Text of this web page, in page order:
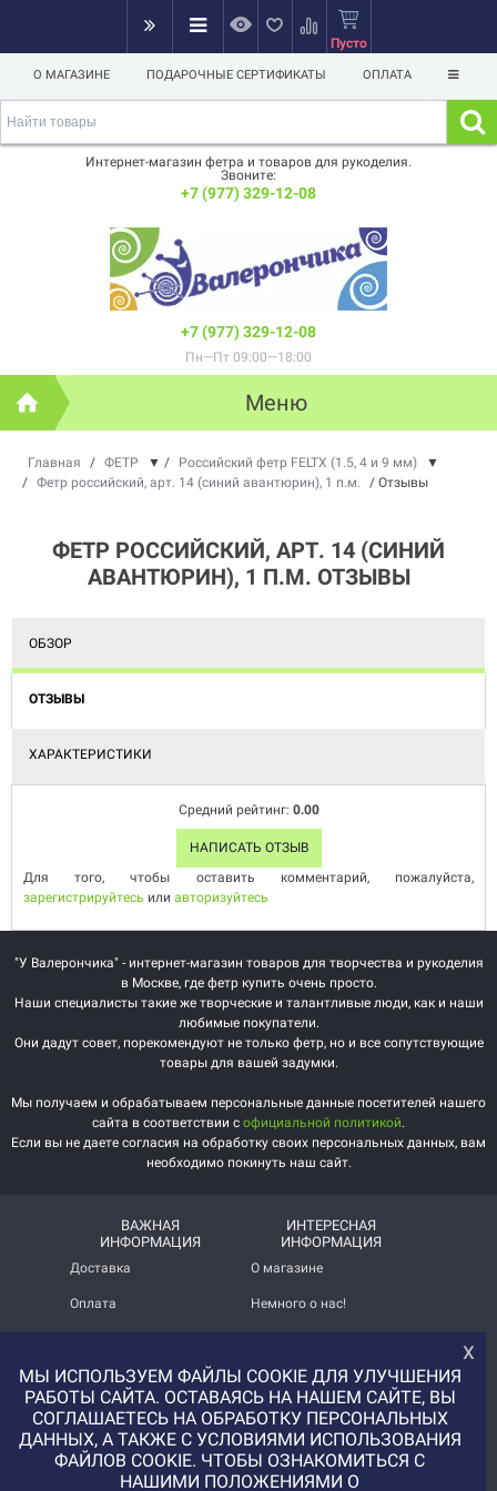
Пусто
О МАГАЗИНЕ ПОДАРОЧНЫЕ СЕРТИФИКАТЫ ОПЛАТА
Интернет-магазин фетра и товаров для рукоделия.
Звоните:
+7 (977) 329-12-08
+7 (977) 329-12-08
Пн—Пт 09:00—18:00
Меню
Главная / ФЕТР ▼ / Российский фетр FELTX (1.5, 4 и 9 мм)
▼
/ Фетр российский, арт. 14 (синий авантюрин), 1 п.м. / Отзывы
ФЕТР РОССИЙСКИЙ, АРТ. 14 (СИНИЙ
АВАНТЮРИН), 1 П.М. ОТЗЫВЫ
ОБЗОР
ОТЗЫВЫ
ХАРАКТЕРИСТИКИ
Средний рейтинг: 0.00
НАПИСАТЬ ОТЗЫВ
Для того, чтобы оставить комментарий, пожалуйста,
зарегистрируйтесь или авторизуйтесь
"У Валерончика" - интернет-магазин товаров для творчества и рукоделия
в Москве, где фетр купить очень просто.
Наши специалисты такие же творческие и талантливые люди, как и наши
любимые покупатели.
Они дадут совет, порекомендуют не только фетр, но и все сопутствующие
товары для вашей задумки.
Мы получаем и обрабатываем персональные данные посетителей нашего
сайта в соответствии с официальной политикой.
Если вы не даете согласия на обработку своих персональных данных, вам
необходимо покинуть наш сайт.
ВАЖНАЯ
ИНФОРМАЦИЯ
Доставка
Оплата
Политика
конфиденциальности
ИНТЕРЕСНАЯ
ИНФОРМАЦИЯ
О магазине
Немного о нас!
Услуга печати на фетре
и вопросы АП
+7 (977) 329-12-08
info@uvaleronchika.ru
х
МЫ ИСПОЛЬЗУЕМ ФАЙЛЫ COOKIE ДЛЯ УЛУЧШЕНИЯ
РАБОТЫ САЙТА. ОСТАВАЯСЬ НА НАШЕМ САЙТЕ, ВЫ
СОГЛАШАЕТЕСЬ НА ОБРАБОТКУ ПЕРСОНАЛЬНЫХ
ДАННЫХ, А ТАКЖЕ С УСЛОВИЯМИ ИСПОЛЬЗОВАНИЯ
ФАЙЛОВ COOKIE. ЧТОБЫ ОЗНАКОМИТЬСЯ С
НАШИМИ ПОЛОЖЕНИЯМИ О